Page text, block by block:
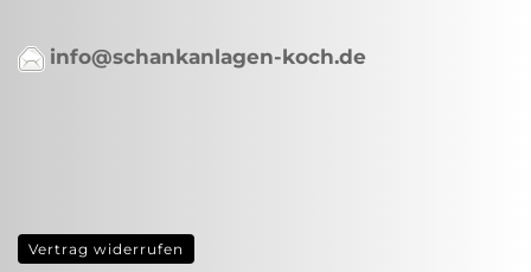
info@schankanlagen-koch.de
Vertrag widerrufen